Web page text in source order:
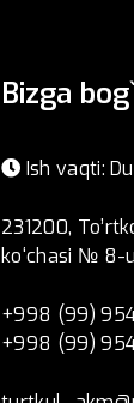
Bizga
Ish vaqti:
231200,
ko‘chasi № 8-
+998 (99)
+998 (99)